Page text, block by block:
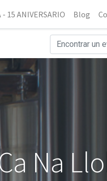
- 15 ANIVERSARIO Blog
Na